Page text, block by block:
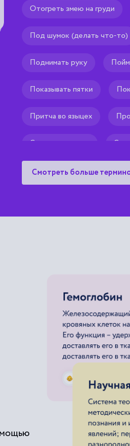
Рекомендуем тебе
Отогреть змею на груди
Под шумок (делать что-то)
Поднимать руку
Показывать пятки
Притча во языцех
Сверкать глазами
Стереть с лица земли
Смотреть больше